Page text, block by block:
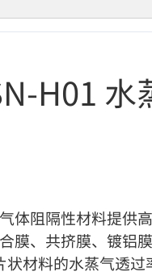
H01 水
体阻隔性材料提供
膜、共挤膜、镀铝
材料的水蒸气透